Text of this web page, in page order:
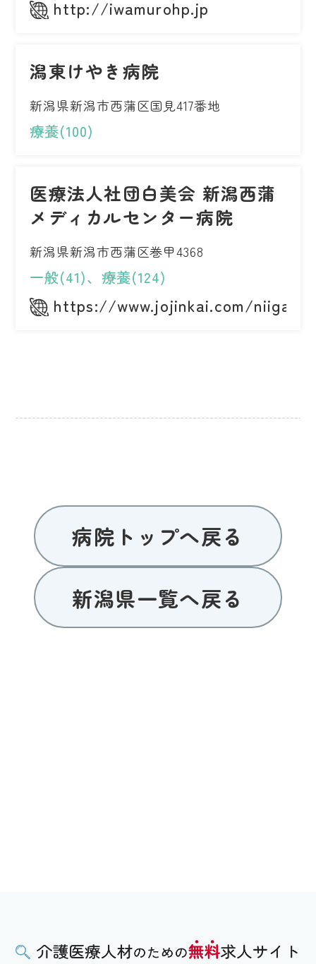
http://iwamurohp.jp
潟東けやき病院
新潟県新潟市西蒲区国見417番地
療養(100)
医療法人社団白美会 新潟西蒲
メディカルセンター病院
新潟県新潟市西蒲区巻甲4368
一般(41)、療養(124)
https://www.jojinkai.com/niigata/
病院トップへ戻る
新潟県一覧へ戻る